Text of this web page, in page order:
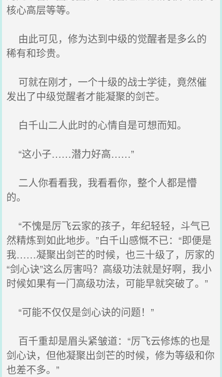
核心高层等等。
由此可见，修为达到中级的觉醒者是多么的
稀有和珍贵。
可就在刚才，一个十级的战士学徒，竟然催
发出了中级觉醒者才能凝聚的剑芒。
白千山二人此时的心情自是可想而知。
“这小子……潜力好高……”
二人你看看我，我看看你，整个人都是懵
的。
“不愧是厉飞云家的孩子，年纪轻轻，斗气已
然精炼到如此地步。”白千山感慨不已：“即便是
我……凝聚出剑芒的时候，也三十级了，厉家的
“剑心诀”这么厉害吗？高级功法就是好啊，我小
时候如果有一门高级功法，可能早就突破了。”
“可能不仅仅是剑心诀的问题！”
百千重却是眉头紧皱道：“厉飞云修炼的也是
剑心诀，但他凝聚出剑芒的时候，修为等级和你
也差不多。”